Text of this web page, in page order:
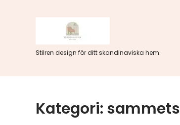
Stilren design för ditt skandinaviska hem.
Kategori: sammets